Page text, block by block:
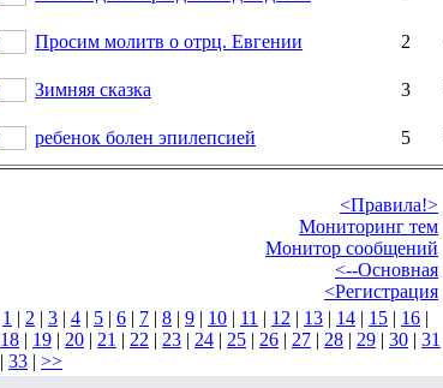
Просим молитв о отрц. Евгении
2
Зимняя сказка
3
ребенок болен эпилепсией
5
<Правила!>
Мониторинг тем
Монитор сообщений
<--Основная
<Регистрация
1 | 2 | 3 | 4 | 5 | 6 | 7 | 8 | 9 | 10 | 11 | 12 | 13 | 14 | 15 | 16 |
18 | 19 | 20 | 21 | 22 | 23 | 24 | 25 | 26 | 27 | 28 | 29 | 30 | 31
| 33 | >>